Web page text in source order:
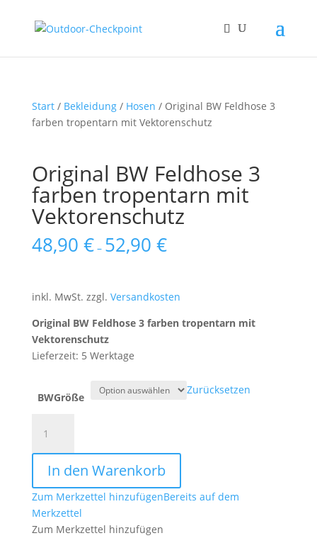
Start/ Bekleidung/ Hosen / Original BW Feldhose 3
farben tropentarn mit Vektorenschutz
Original BW Feldhose 3
farben tropentarn mit
Vektorenschutz
48,90 €– 52,90 €
inkl. MwSt. zzgl. Versandkosten
Original BW Feldhose 3 farben tropentarn mit
Vektorenschutz
Lieferzeit: 5 Werktage
BWGröße
Zurücksetzen
BW
Feldhose
farben
tropentarn
mit
Vektorenschutz
In den Warenkorb
Zum Merkzettel hinzufügenBereits auf dem
Merkzettel
Zum Merkzettel hinzufügen